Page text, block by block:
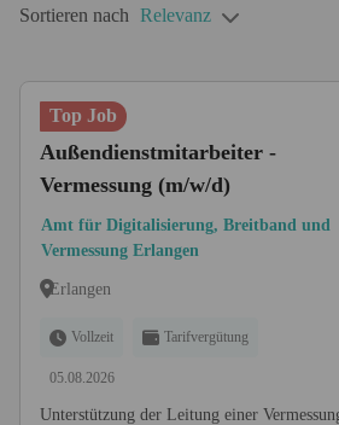
Sortieren nach Relevanz
Top Job
Außendienstmitarbeiter -
Vermessung (m/w/d)
Amt für Digitalisierung, Breitband und
Vermessung Erlangen
Erlangen
Vollzeit Tarifvergütung
05.08.2026
Unterstützung der Leitung einer